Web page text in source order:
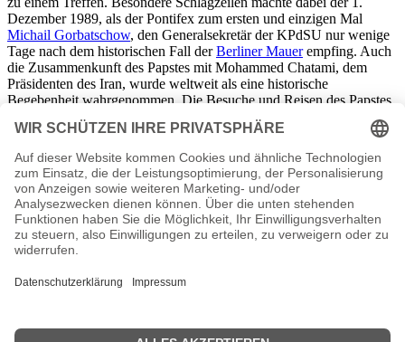
Dezember 1989, als der Pontifex zum ersten und einzigen Mal
Michail Gorbatschow, den Generalsekretär der KPdSU nur wenige
Tage nach dem historischen Fall derBerliner Mauerempfing. Auch
die Zusammenkunft des Papstes mit Mohammed Chatami, dem
Präsidenten des Iran, wurde weltweit als eine historische
Begebenheit wahrgenommen. Die Besuche und Reisen des Papstes
hatten immer eine Art Zeichensetzung, auch weltlicher Versöhnung
zum Inhalt.
Beschwerden den Pontifex heim. Er, der seine Amtszeit in bester
körperlicher Verfassung angetreten hatte, auch weiterhin sportlich
aktiv war, musste sich nun mit diversen Beschwerden
auseinandersetzen. Am vordergründigsten war wohl dabei seine
Parkinson-Krankheit. An einen Rücktritt dachte er nicht, obwohl
ihm der von verschiedenen Seiten anempfohlen worden war.
Am 2. April 2005 starb der Heilige Vater nach lange erduldetem
der Verehrung, die die Welt dem Papst entgegengebracht hatte.